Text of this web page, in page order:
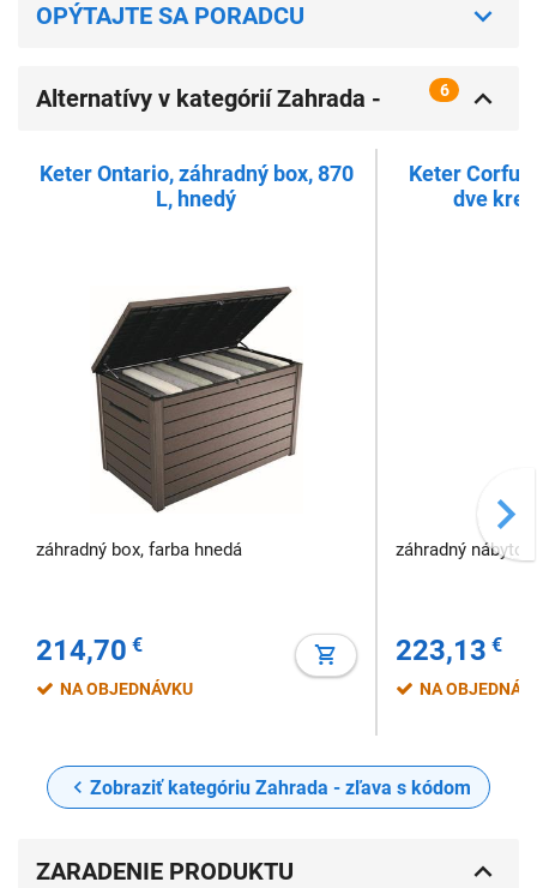
OPÝTAJTE SA PORADCU
Alternatívy v kategórií Zahrada -
6
Keter Ontario, záhradný box, 870
L, hnedý
záhradný box, farba hnedá
214,70 €
NA OBJEDNÁVKU
Keter Corfu,
dve
záhradný
223,13 €
NA
Zobraziť kategóriu Zahrada - zľava s kódom
ZARADENIE PRODUKTU